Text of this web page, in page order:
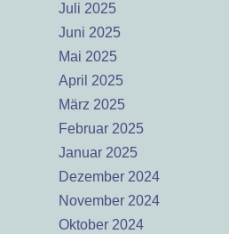
Juli 2025
Juni 2025
Mai 2025
April 2025
März 2025
Februar 2025
Januar 2025
Dezember 2024
November 2024
Oktober 2024